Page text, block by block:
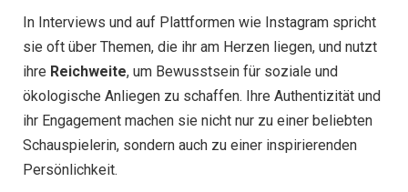
In Interviews und auf Plattformen wie Instagram spricht
sie oft über Themen, die ihr am Herzen liegen, und nutzt
ihre Reichweite, um Bewusstsein für soziale und
ökologische Anliegen zu schaffen. Ihre Authentizität und
ihr Engagement machen sie nicht nur zu einer beliebten
Schauspielerin, sondern auch zu einer inspirierenden
Persönlichkeit.